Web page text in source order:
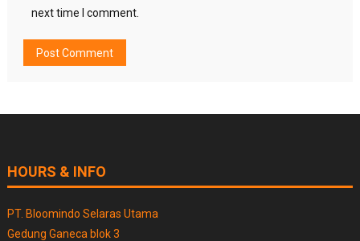
next time I comment.
HOURS & INFO
PT. Bloomindo Selaras Utama
Gedung Ganeca blok 3